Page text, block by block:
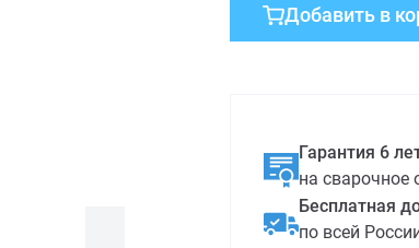
Добавить в
Гарантия 6
на сварочное
Бесплатная
по всей